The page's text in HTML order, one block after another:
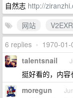
自然志 http://
网站
V2EXR
6 replies • 1970-
talentsnail
挺好看的，内容
moregun